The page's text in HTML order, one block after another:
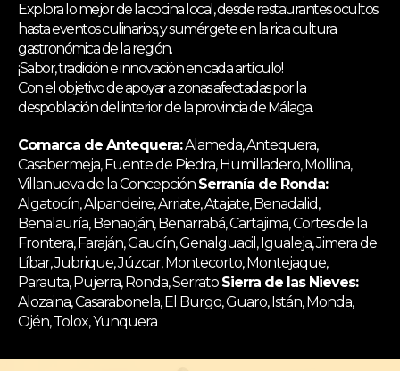
Explora lo mejor de la cocina local, desde restaurantes ocultos
hasta eventos culinarios, y sumérgete en la rica cultura
gastronómica de la región.
¡Sabor, tradición e innovación en cada artículo!
Con el objetivo de apoyar a zonas afectadas por la
despoblación del interior de la provincia de Málaga.
Comarca de Antequera:Alameda, Antequera,
Casabermeja, Fuente de Piedra, Humilladero, Mollina,
Villanueva de la Concepción Serranía de Ronda:
Algatocín, Alpandeire, Arriate, Atajate, Benadalid,
Benalauría, Benaoján, Benarrabá, Cartajima, Cortes de la
Frontera, Faraján, Gaucín, Genalguacil, Igualeja, Jimera de
Líbar, Jubrique, Júzcar, Montecorto, Montejaque,
Parauta, Pujerra, Ronda, Serrato Sierra de las Nieves:
Alozaina, Casarabonela, El Burgo, Guaro, Istán, Monda,
Ojén, Tolox, Yunquera